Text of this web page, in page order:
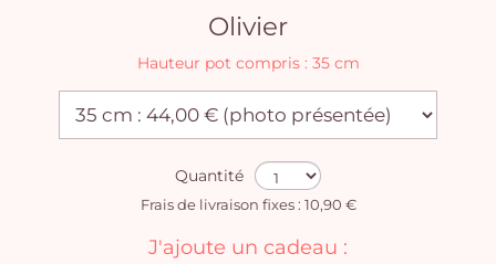
Olivier
Hauteur pot compris : 35 cm
Quantité
Frais de livraison fixes : 10,90 €
J'ajoute un cadeau :